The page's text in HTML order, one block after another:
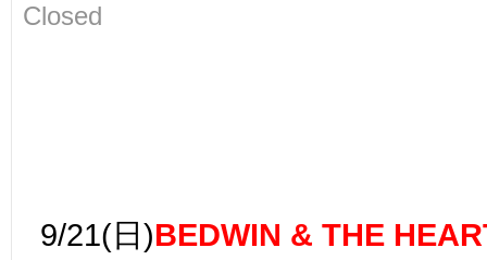
Closed
9/21(日)BEDWIN & THE